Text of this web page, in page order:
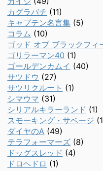
カグラバチ (11)
キャプテン名言集 (5)
コラム (10)
ゴッド オブ ブラックフィ
ゴリラーマン40 (1)
ゴールデンカムイ (40)
サツドウ (27)
サツリクルート (1)
シマウマ (31)
シリアルキラーランド (1)
スモーキング・サベージ
ダイヤのA (49)
テラフォーマーズ (8)
ドッグスレッド (4)
ドロヘドロ (1)